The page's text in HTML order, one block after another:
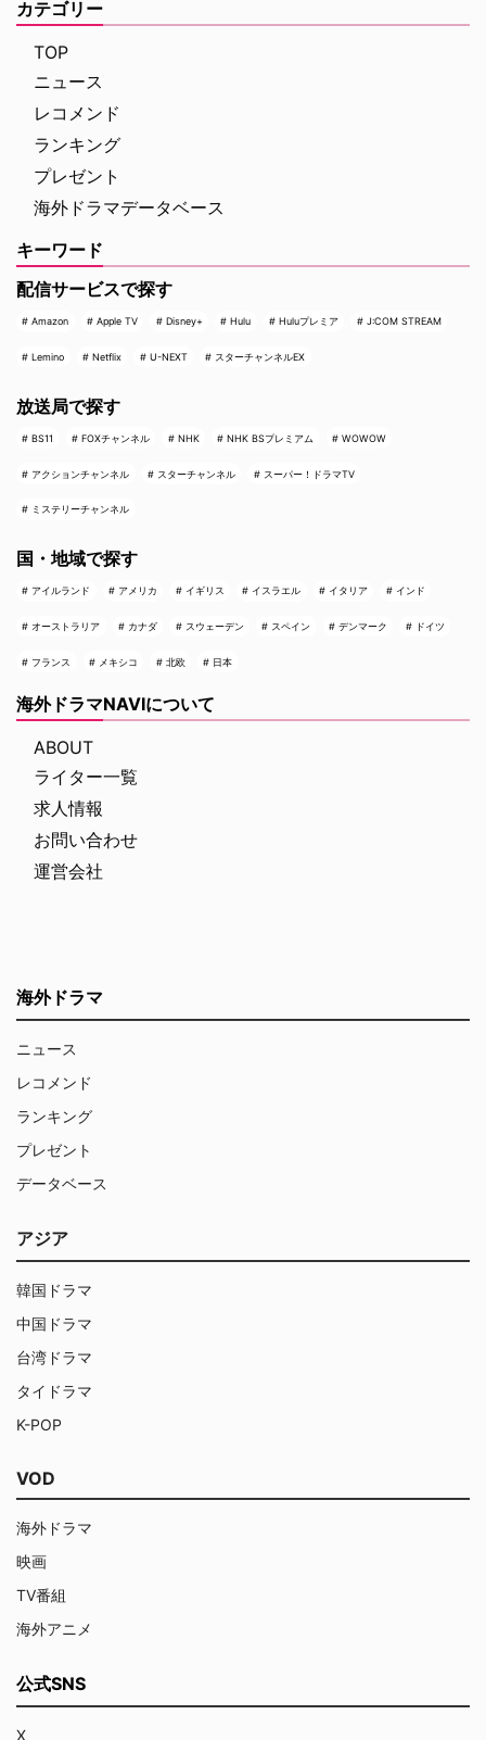
カテゴリー
TOP
ニュース
レコメンド
ランキング
プレゼント
海外ドラマデータベース
キーワード
配信サービスで探す
Amazon Apple TV Disney+ Hulu Huluプレミア J:COM STREAM
Lemino Netflix U-NEXT スターチャンネルEX
放送局で探す
BS11 FOXチャンネル NHK NHK BSプレミアム WOWOW
アクションチャンネル スターチャンネル スーパー！ドラマTV
ミステリーチャンネル
国・地域で探す
アイルランド アメリカ イギリス イスラエル イタリア インド
オーストラリア カナダ スウェーデン スペイン デンマーク ドイツ
フランス メキシコ 北欧 日本
海外ドラマNAVIについて
ABOUT
ライター一覧
求人情報
お問い合わせ
運営会社
海外ドラマ
ニュース
レコメンド
ランキング
プレゼント
データベース
アジア
韓国ドラマ
中国ドラマ
台湾ドラマ
タイドラマ
K-POP
VOD
海外ドラマ
映画
TV番組
海外アニメ
公式SNS
X